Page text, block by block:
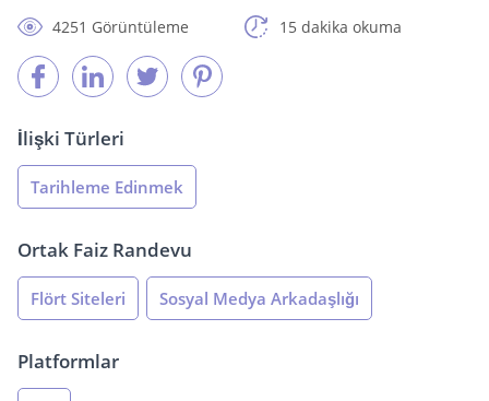
4251 Görüntüleme
15 dakika okuma
İlişki Türleri
Tarihleme Edinmek
Ortak Faiz Randevu
Flört Siteleri Sosyal Medya Arkadaşlığı
Platformlar